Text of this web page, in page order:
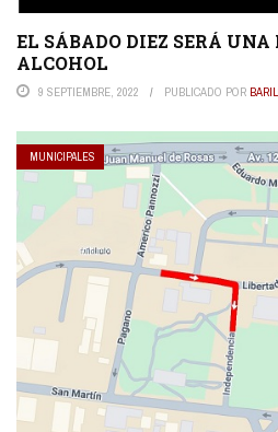
EL SÁBADO DIEZ SERÁ UNA
ALCOHOL
9 SEPTIEMBRE, 2022 PUBLICADO POR
MUNICIPALES